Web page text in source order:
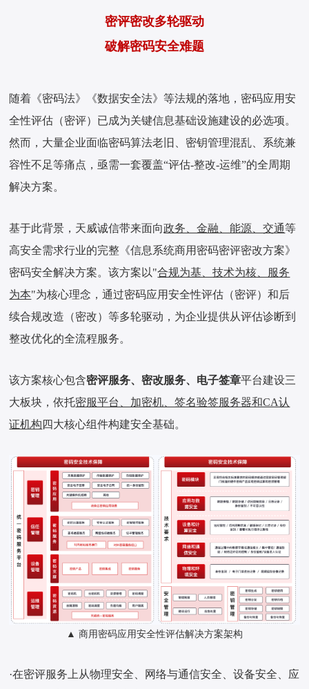
密评密改多轮驱动
破解密码安全难题
随着《密码法》《数据安全法》等法规的落地，密码应用安
全性评估（密评）已成为关键信息基础设施建设的必选项。
然而，大量企业面临密码算法老旧、密钥管理混乱、系统兼
容性不足等痛点，亟需一套覆盖“评估-整改-运维”的全周期
解决方案。
基于此背景，天威诚信带来面向政务、金融、能源、交通等
高安全需求行业的完整《信息系统商用密码密评密改方案》
密码安全解决方案。该方案以"合规为基、技术为核、服务
为本"为核心理念，通过密码应用安全性评估（密评）和后
续合规改造（密改）等多轮驱动，为企业提供从评估诊断到
整改优化的全流程服务。
该方案核心包含密评服务、密改服务、电子签章平台建设三
大板块，依托密服平台、加密机、签名验签服务器和CA认
证机构 四大核心组件构建安全基础。
▲ 商用密码应用安全性评估解决方案架构
·在密评服务上从物理安全、网络与通信安全、设备安全、应